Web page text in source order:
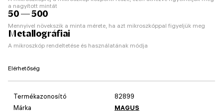
a nagyított mintát
50 — 500
Mennyivel növekszik a minta mérete, ha azt mikroszkóppal figyeljük meg
Metallográfiai
A mikroszkóp rendeltetése és használatának módja
Elérhetőség
Termékazonosító
82899
Márka
MAGUS